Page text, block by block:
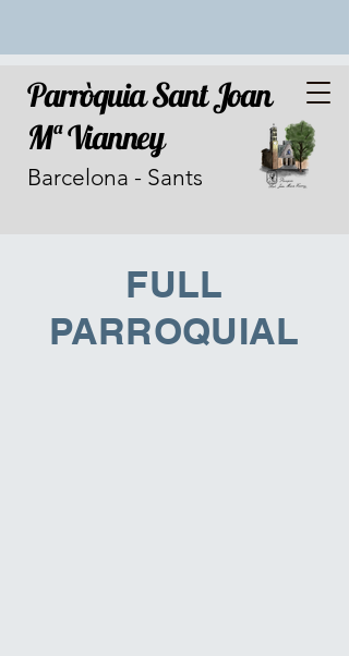
Parròquia Sant Joan
Mª Vianney
Barcelona - Sants
FULL
PARROQUIAL